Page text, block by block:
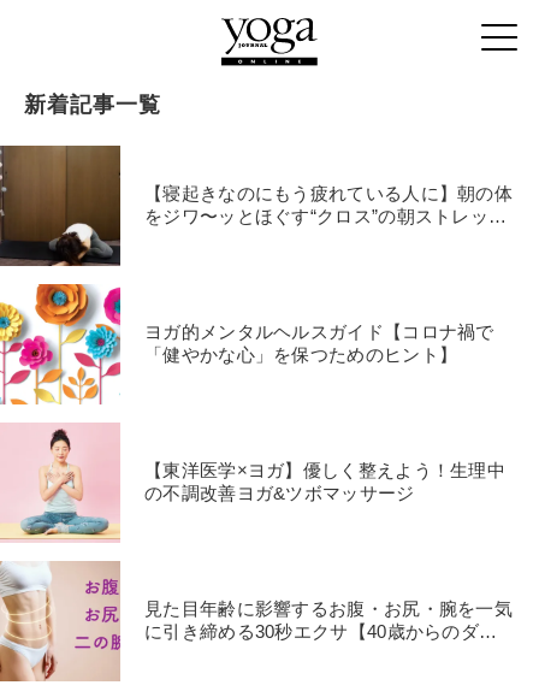
新着記事一覧
【寝起きなのにもう疲れている人に】朝の体
をジワ〜ッとほぐす“クロス”の朝ストレッチ
ヨガ的メンタルヘルスガイド【コロナ禍で
「健やかな心」を保つためのヒント】
【東洋医学×ヨガ】優しく整えよう！生理中
の不調改善ヨガ&ツボマッサージ
見た目年齢に影響するお腹・お尻・腕を一気
に引き締める30秒エクサ【40歳からのダイ